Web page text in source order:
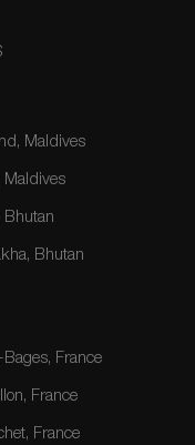
Maldives
Maldives
Bhutan
Bhutan
France
France
France